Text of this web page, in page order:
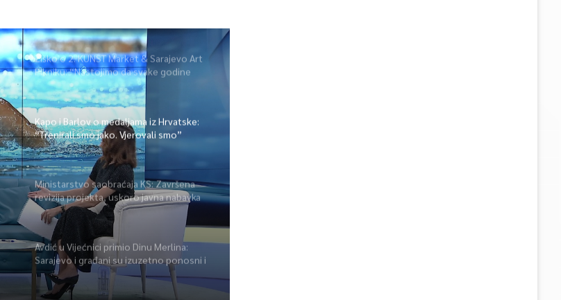
Žiško o 2. KUNST Market & Sarajevo Art
Pikniku: “Nastojimo da svake godine
ponudimo više događaja” (video)
Kapo i Barlov o medaljama iz Hrvatske:
“Trenirali smo jako. Vjerovali smo”
Ministarstvo saobraćaja KS: Završena
revizija projekta, uskoro javna nabavka
za obnovu mosta u ulici Ive Andrića
Avdić u Vijećnici primio Dinu Merlina:
Sarajevo i građani su izuzetno ponosni i
zahvalni